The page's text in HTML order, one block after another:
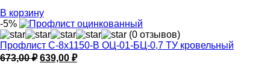
составляла
504,00 ₽.
В корзину
-5%
(0 отзывов)
Профлист С-8х1150-B ОЦ-01-БЦ-0,7 ТУ кровельный
673,00₽ Первоначальная
639,00 ₽Текущая